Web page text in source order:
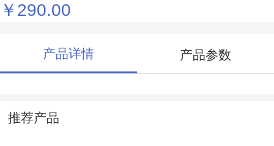
￥290.00
产品详情 产品参数
推荐产品